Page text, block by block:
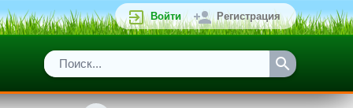
Войти Регистрация